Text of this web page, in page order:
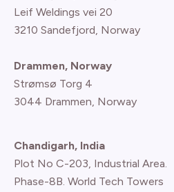
Leif Weldings vei 20
3210 Sandefjord, Norway
Drammen, Norway
Strømsø Torg 4
3044 Drammen, Norway
Chandigarh, India
Plot No C-203, Industrial Area.
Phase-8B. World Tech Towers